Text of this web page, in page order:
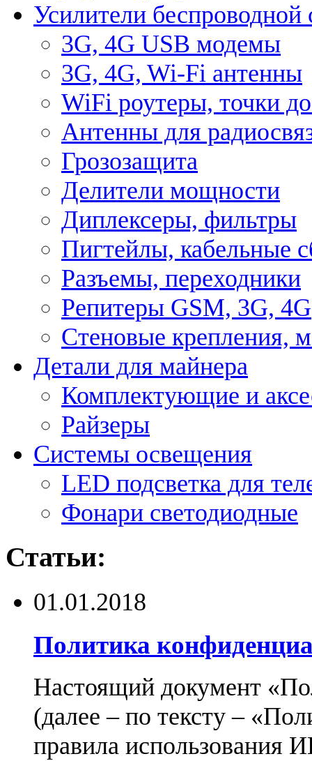
Усилители беспроводной
3G, 4G USB модемы
3G, 4G, Wi-Fi антенны
WiFi роутеры, точки
Антенны для
Грозозащита
Делители мощности
Диплексеры, фильтры
Пигтейлы, кабельные
Разъемы, переходники
Репитеры GSM, 3G, 4G
Стеновые крепления,
Детали для майнера
Комплектующие и
Райзеры
Системы освещения
LED подсветка для
Фонари светодиодные
Статьи:
01.01.2018
Политика
Настоящий документ
(далее – по тексту –
правила использования